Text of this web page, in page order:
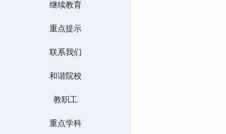
继续教育
重点提示
联系我们
和谐院校
教职工
重点学科